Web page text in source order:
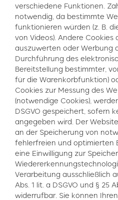
verschiedene Funktionen.
notwendig, da bestimmte
funktionieren würden (z. B.
von Videos). Andere
auszuwerten oder Werbung
Durchführung des
Bereitstellung bestimmter,
für die Warenkorbfunktion)
Cookies zur Messung des
(notwendige Cookies),
DSGVO gespeichert, sofern
angegeben wird. Der
an der Speicherung von
fehlerfreien und optimierten
eine Einwilligung zur
Verarbeitung ausschließlich
Abs. 1 lit. a DSGVO und § 25
widerrufbar. Sie können